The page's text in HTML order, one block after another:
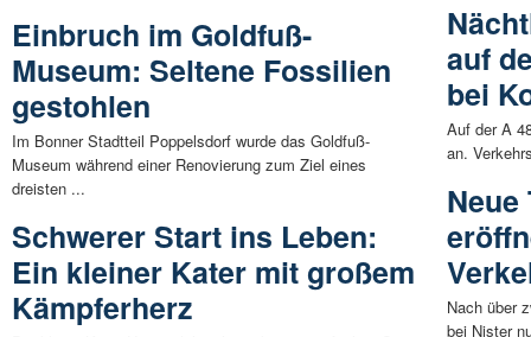
Einbruch im Goldfuß-
Museum: Seltene Fossilien
gestohlen
Im Bonner Stadtteil Poppelsdorf wurde das Goldfuß-
Museum während einer Renovierung zum Ziel eines
dreisten ...
Schwerer Start ins Leben:
Ein kleiner Kater mit großem
Kämpferherz
auf
bei
Auf der A
an.
Nach über
bei Nister